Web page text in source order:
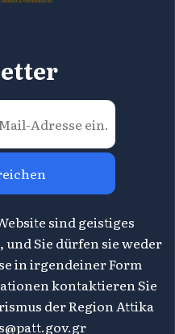
sind geistiges
Sie dürfen sie weder
in irgendeiner Form
kontaktieren Sie
der Region Attika